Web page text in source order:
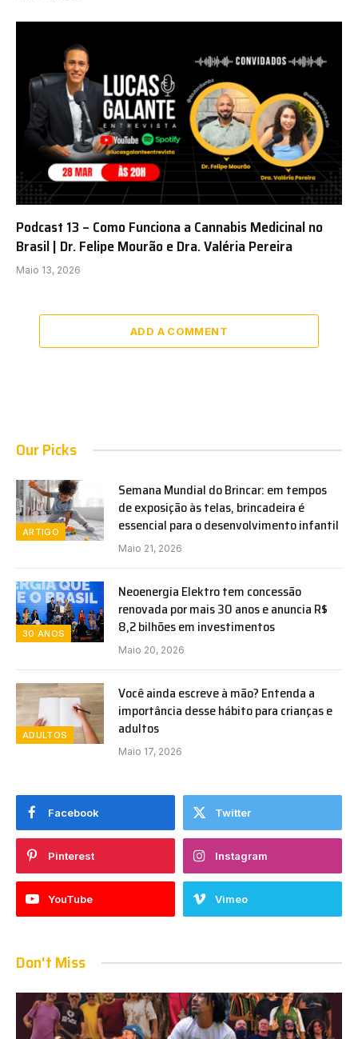
Podcast 13 – Como Funciona a Cannabis Medicinal no
Brasil | Dr. Felipe Mourão e Dra. Valéria Pereira
Maio 13, 2026
ADD A COMMENT
Our Picks
ARTIGO
Semana Mundial do Brincar: em tempos
de exposição às telas, brincadeira é
essencial para o desenvolvimento infantil
Maio 21, 2026
30 ANOS
Neoenergia Elektro tem concessão
renovada por mais 30 anos e anuncia R$
8,2 bilhões em investimentos
Maio 20, 2026
ADULTOS
Você ainda escreve à mão? Entenda a
importância desse hábito para crianças e
adultos
Maio 17, 2026
Facebook Twitter
Pinterest Instagram
YouTube Vimeo
Don't Miss